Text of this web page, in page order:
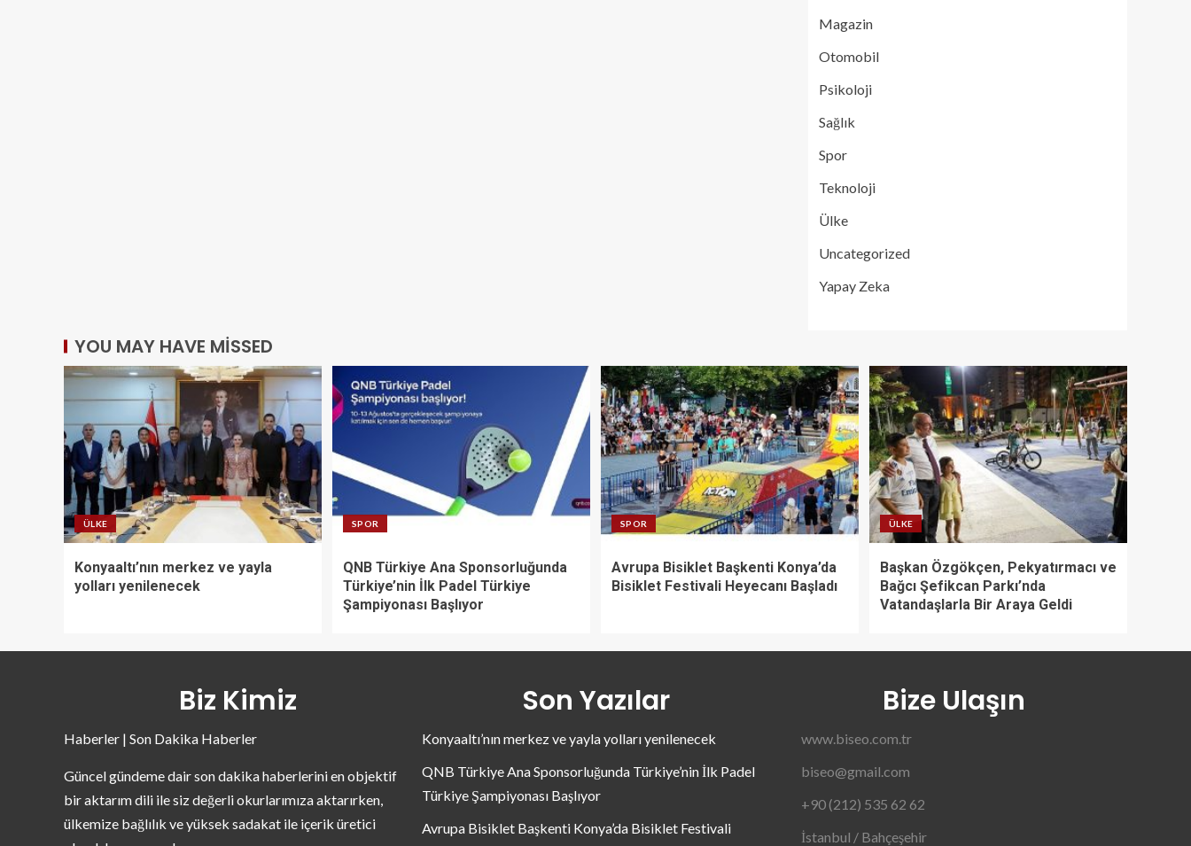
Magazin
Otomobil
Psikoloji
Sağlık
Spor
Teknoloji
Ülke
Uncategorized
Yapay Zeka
YOU MAY HAVE MISSED
ÜLKE
Konyaaltı’nın merkez ve yayla
yolları yenilenecek
SPOR
QNB Türkiye Ana Sponsorluğunda
Türkiye’nin İlk Padel Türkiye
Şampiyonası Başlıyor
SPOR
Avrupa Bisiklet Başkenti Konya’da
Bisiklet Festivali Heyecanı Başladı
ÜLKE
Başkan Özgökçen, Pekyatırmacı ve
Bağcı Şefikcan Parkı’nda
Vatandaşlarla Bir Araya Geldi
Biz Kimiz
Haberler | Son Dakika Haberler
Güncel gündeme dair son dakika haberlerini en objektif
bir aktarım dili ile siz değerli okurlarımıza aktarırken,
ülkemize bağlılık ve yüksek sadakat ile içerik üretici
Son Yazılar
Konyaaltı’nın merkez ve yayla yolları yenilenecek
QNB Türkiye Ana Sponsorluğunda Türkiye’nin İlk Padel
Türkiye Şampiyonası Başlıyor
Avrupa Bisiklet Başkenti Konya’da Bisiklet Festivali
Bize Ulaşın
www.biseo.com.tr
biseo@gmail.com
+90 (212) 535 62 62
İstanbul / Bahçeşehir